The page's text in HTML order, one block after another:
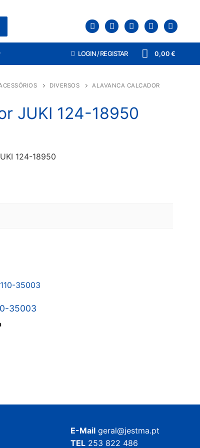
LOGIN / REGISTAR 0,00€
DIVERSOS
ALAVANCA CALCADOR
JUKI 124-18950
124-18950
35003
E-Mailgeral@jestma.pt
TEL253 822 486